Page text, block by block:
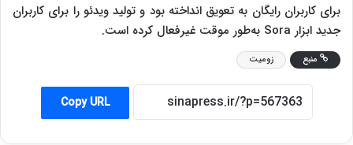
برای کاربران رایگان به تعویق انداخته بود و تولید ویدئو را برای کاربران
جدید ابزار Sora به‌طور موقت غیرفعال کرده است.
منبع زومیت
Copy URL